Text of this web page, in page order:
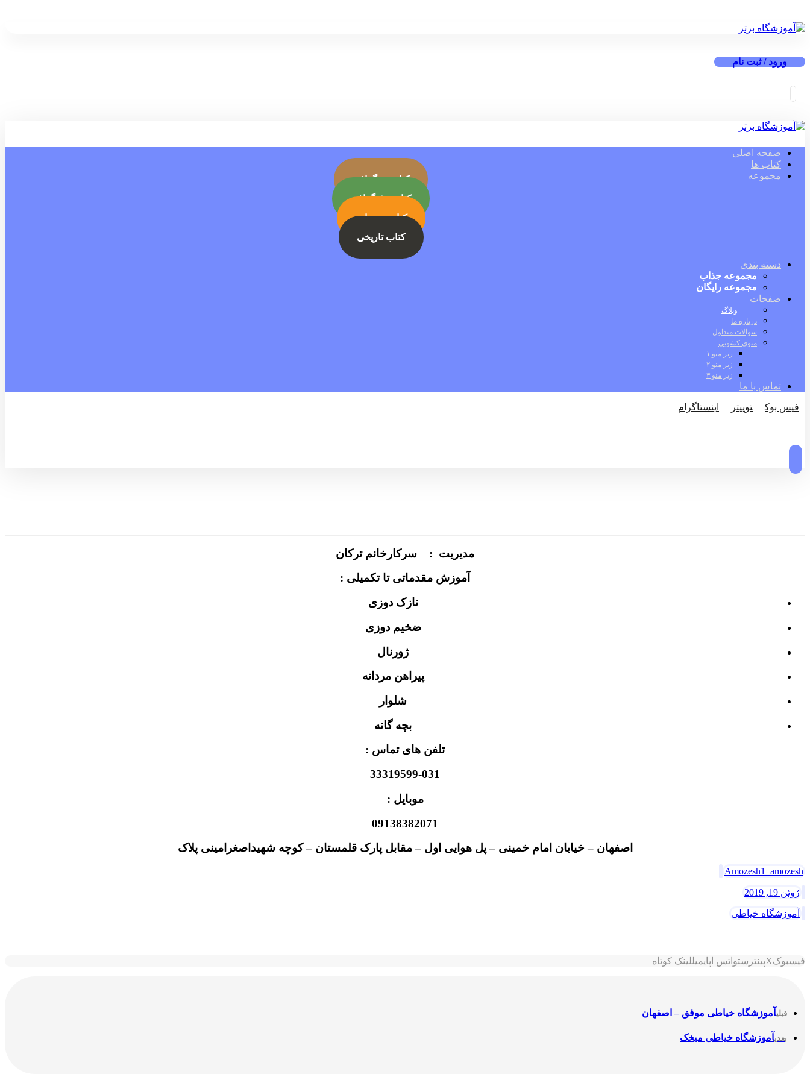
ورود / ثبت نام
صفحه اصلی
کتاب ها
مجموعه
کتاب بیوگرافی
کتاب جئوگرافی
کتاب رمز ارز
کتاب تاریخی
دسته بندی
مجموعه جذاب
مجموعه رایگان
صفحات
وبلاگ
درباره ما
سوالات متداول
منوی کشویی
زیر منو ۱
زیر منو ۲
زیر منو ۳
تماس با ما
فیس بوک توییتر
اینستاگرام
مدیریت : سرکارخانم ترکان
آموزش مقدماتی تا تکمیلی :
نازک دوزی
ضخیم دوزی
ژورنال
پیراهن مردانه
شلوار
بچه گانه
تلفن های تماس :
33319599-031
موبایل :
09138382071
اصفهان – خیابان امام خمینی – پل هوایی اول – مقابل پارک قلمستان – کوچه شهیداصغرامینی پلاک
Amozesh1_amozesh
ژوئن 19, 2019
آموزشگاه خیاطی
فیسبوکXپینترستواتس اپایمیللینک کوتاه
قبلیآموزشگاه خیاطی موفق – اصفهان
بعدیآموزشگاه خیاطی میخک